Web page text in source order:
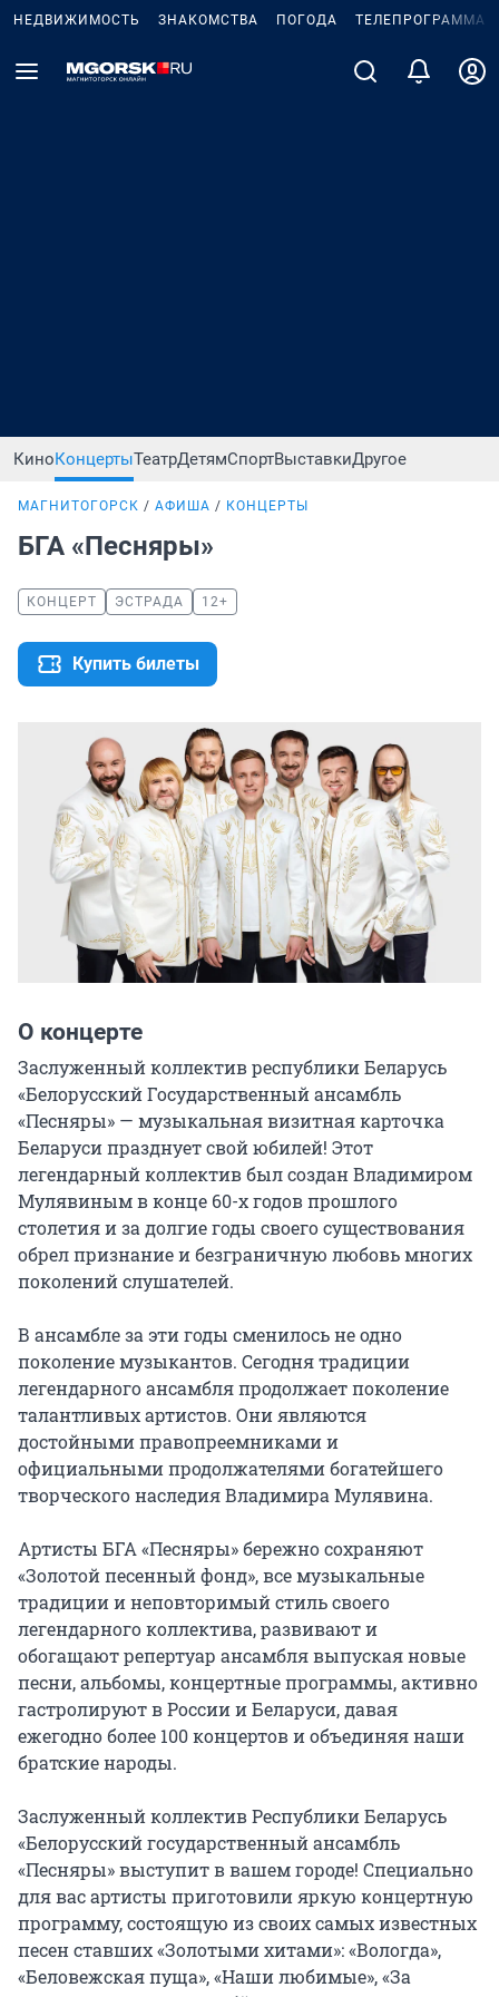
НЕДВИЖИМОСТЬ ЗНАКОМСТВА ПОГОДА ТЕЛЕПРОГРАММА
КиноКонцертыТеатрДетямСпортВыставкиДругое
МАГНИТОГОРСК АФИША КОНЦЕРТЫ
БГА «Песняры»
КОНЦЕРТ ЭСТРАДА 12+
Купить билеты
О концерте
Заслуженный коллектив республики Беларусь
«Белорусский Государственный ансамбль
«Песняры» — музыкальная визитная карточка
Беларуси празднует свой юбилей! Этот
легендарный коллектив был создан Владимиром
Мулявиным в конце 60-х годов прошлого
столетия и за долгие годы своего существования
обрел признание и безграничную любовь многих
поколений слушателей.
В ансамбле за эти годы сменилось не одно
поколение музыкантов. Сегодня традиции
легендарного ансамбля продолжает поколение
талантливых артистов. Они являются
достойными правопреемниками и
официальными продолжателями богатейшего
творческого наследия Владимира Мулявина.
Артисты БГА «Песняры» бережно сохраняют
«Золотой песенный фонд», все музыкальные
традиции и неповторимый стиль своего
легендарного коллектива, развивают и
обогащают репертуар ансамбля выпуская новые
песни, альбомы, концертные программы, активно
гастролируют в России и Беларуси, давая
ежегодно более 100 концертов и объединяя наши
братские народы.
Заслуженный коллектив Республики Беларусь
«Белорусский государственный ансамбль
«Песняры» выступит в вашем городе! Специально
для вас артисты приготовили яркую концертную
программу, состоящую из своих самых известных
песен ставших «Золотыми хитами»: «Вологда»,
«Беловежская пуща», «Наши любимые», «За